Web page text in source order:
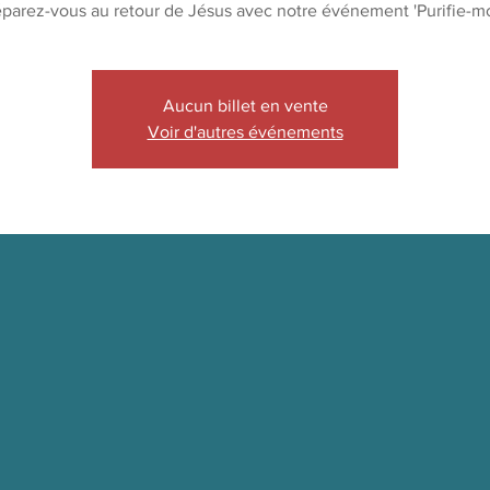
vous au retour de Jésus avec notre événement 'Purifie-
Aucun billet en vente
Voir d'autres événements